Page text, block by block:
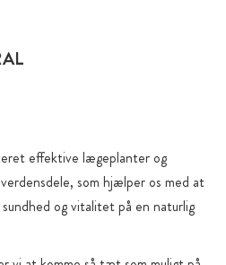
effektive lægeplanter og
som hjælper os med at
og vitalitet på en naturlig